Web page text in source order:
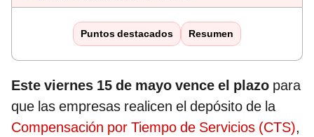
Puntos destacados Resumen
Este viernes 15 de mayo vence el plazo para
que las empresas realicen el depósito de la
Compensación por Tiempo de Servicios (CTS),